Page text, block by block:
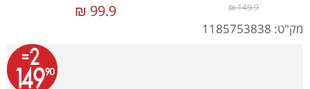
99.9 ₪ 149.9 ₪
מק"ט: 1185753838